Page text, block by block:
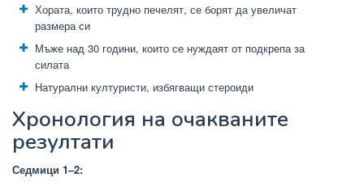
Хората, които трудно печелят, се борят да увеличат
размера си
Мъже над 30 години, които се нуждаят от подкрепа за
силата
Натурални културисти, избягващи стероиди
Хронология на очакваните
резултати
Седмици 1–2: